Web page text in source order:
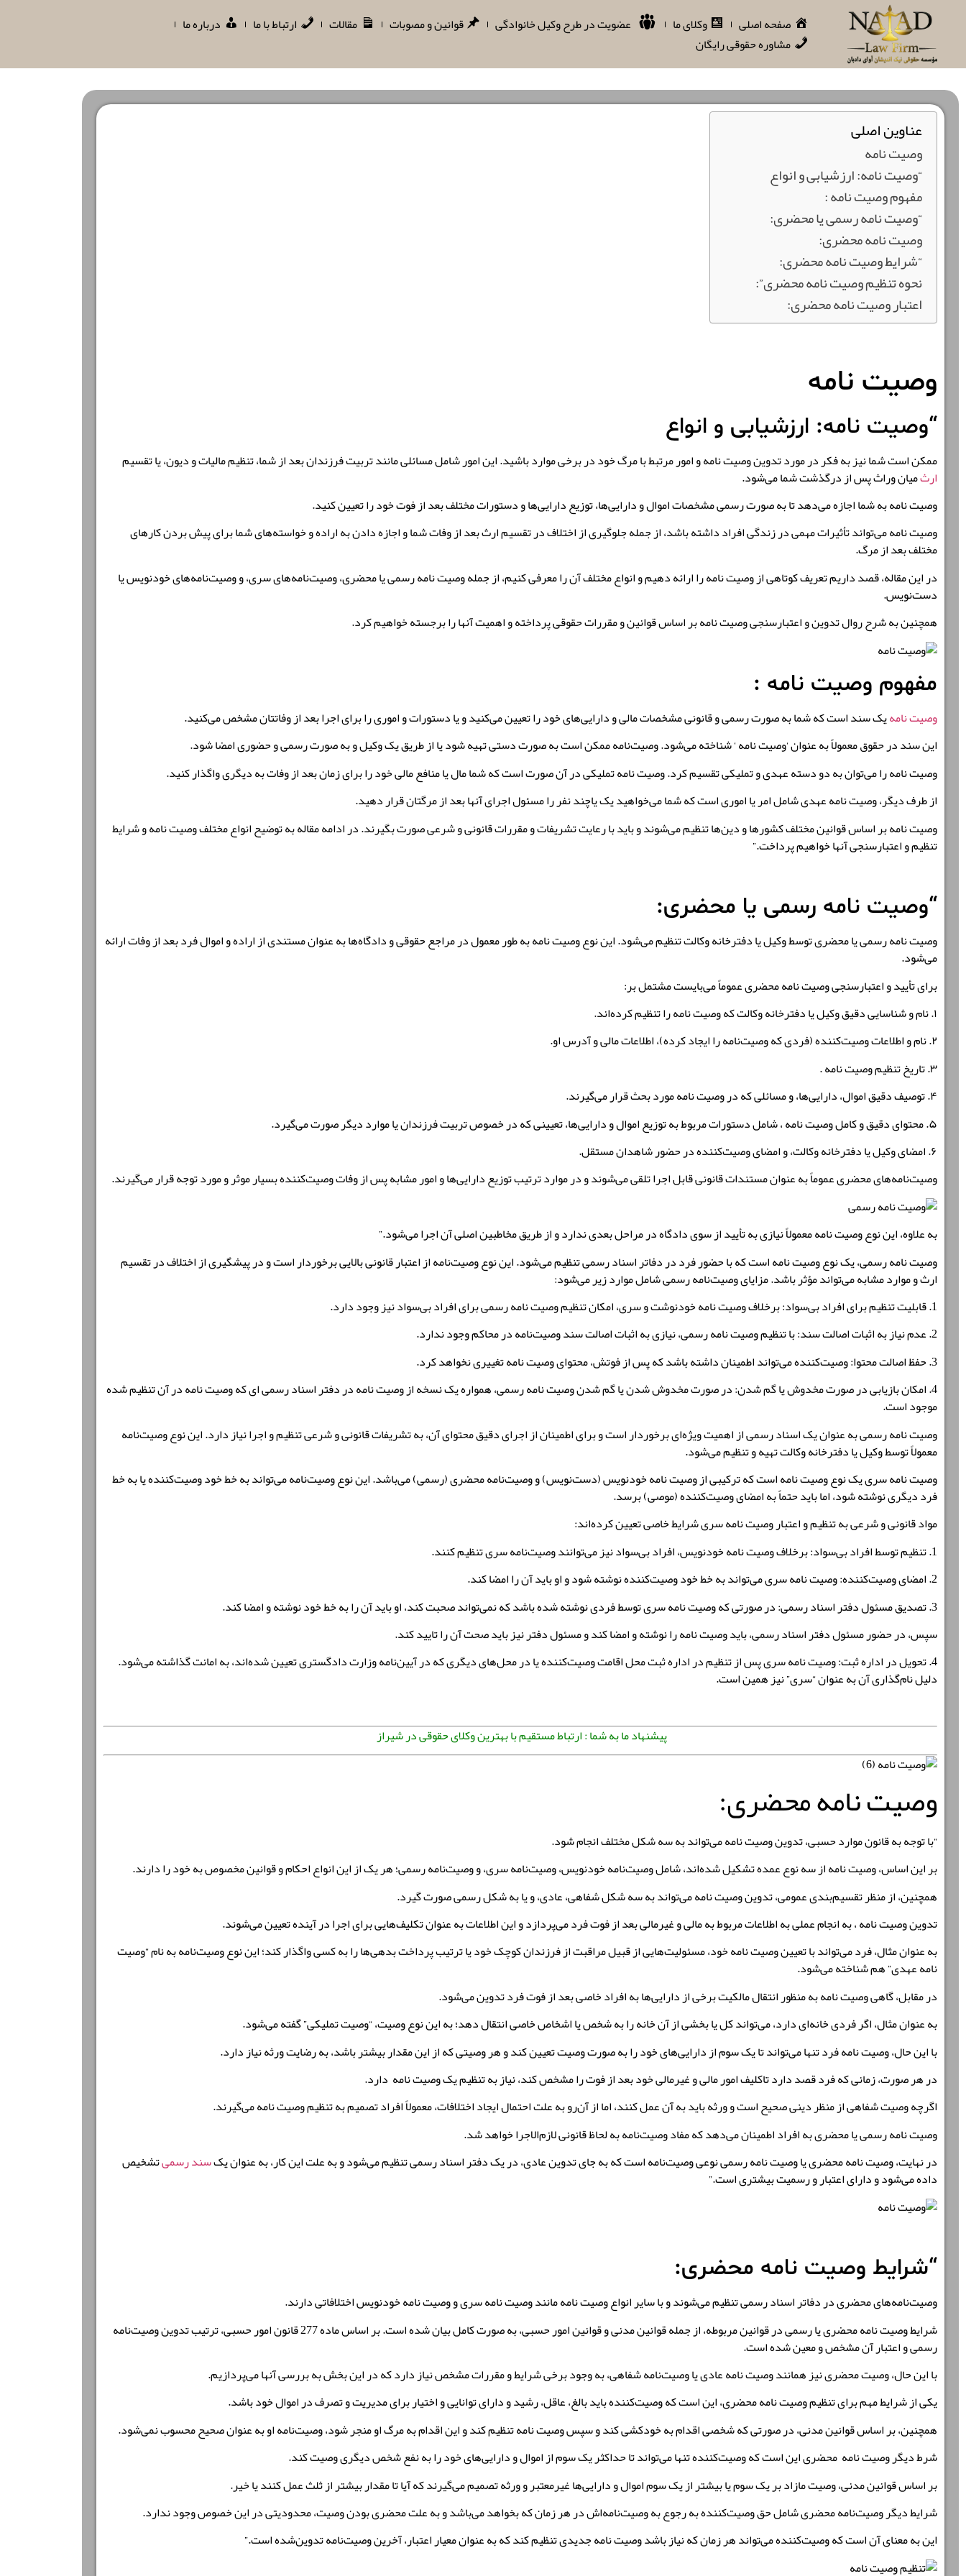
صفحه اصلی وکلای ما عضویت در طرح وکیل خانوادگی قوانین و مصوبات مقالات ارتباط با ما
درباره ما
مشاوره حقوقی رایگان
عناوین اصلی
وصیت نامه
“وصیت نامه: ارزشیابی و انواع
مفهوم وصیت نامه :
“وصیت نامه رسمی یا محضری:
وصیت نامه محضری:
“شرایط وصیت نامه محضری:
نحوه تنظیم وصیت نامه محضری”:
اعتبار وصیت نامه محضری:
وصیت نامه
“وصیت نامه: ارزشیابی و انواع
ممکن است شما نیز به فکر در مورد تدوین وصیت نامه و امور مرتبط با مرگ خود در برخی موارد باشید. این امور شامل مسائلی مانند تربیت فرزندان بعد از شما، تنظیم مالیات و دیون، یا تقسیم
ارثمیان وراث پس از درگذشت شما می‌شود.
وصیت نامه به شما اجازه می‌دهد تا به صورت رسمی مشخصات اموال و دارایی‌ها، توزیع دارایی‌ها و دستورات مختلف بعد از فوت خود را تعیین کنید.
وصیت نامه می‌تواند تأثیرات مهمی در زندگی افراد داشته باشد، از جمله جلوگیری از اختلاف در تقسیم ارث بعد از وفات شما و اجازه دادن به اراده و خواسته‌های شما برای پیش بردن کارهای
مختلف بعد از مرگ.
در این مقاله، قصد داریم تعریف کوتاهی از وصیت نامه را ارائه دهیم و انواع مختلف آن را معرفی کنیم، از جمله وصیت نامه رسمی یا محضری، وصیت‌نامه‌های سری، و وصیت‌نامه‌های خودنویس یا
دست‌نویس.
همچنین به شرح روال تدوین و اعتبارسنجی وصیت نامه بر اساس قوانین و مقررات حقوقی پرداخته و اهمیت آنها را برجسته خواهیم کرد.
مفهوم وصیت نامه :
وصیت نامهیک سند است که شما به صورت رسمی و قانونی مشخصات مالی و دارایی‌های خود را تعیین می‌کنید و یا دستورات و اموری را برای اجرا بعد از وفاتتان مشخص می‌کنید.
این سند در حقوق معمولاً به عنوان ‘وصیت نامه ‘ شناخته می‌شود. وصیت‌نامه ممکن است به صورت دستی تهیه شود یا از طریق یک وکیل و به صورت رسمی و حضوری امضا شود.
وصیت نامه را می‌توان به دو دسته عهدی و تملیکی تقسیم کرد. وصیت نامه تملیکی در آن صورت است که شما مال یا منافع مالی خود را برای زمان بعد از وفات به دیگری واگذار کنید.
از طرف دیگر، وصیت نامه عهدی شامل امر یا اموری است که شما می‌خواهید یک یاچند نفر را مسئول اجرای آنها بعد از مرگتان قرار دهید.
وصیت نامه بر اساس قوانین مختلف کشورها و دین‌ها تنظیم می‌شوند و باید با رعایت تشریفات و مقررات قانونی و شرعی صورت بگیرند. در ادامه مقاله به توضیح انواع مختلف وصیت نامه و شرایط
تنظیم و اعتبارسنجی آنها خواهیم پرداخت.”
“وصیت نامه رسمی یا محضری:
وصیت نامه رسمی یا محضری توسط وکیل یا دفترخانه وکالت تنظیم می‌شود. این نوع وصیت نامه به طور معمول در مراجع حقوقی و دادگاه‌ها به عنوان مستندی از اراده و اموال فرد بعد از وفات ارائه
می‌شود.
برای تأیید و اعتبارسنجی وصیت نامه محضری عموماً می‌بایست مشتمل بر:
۱. نام و شناسایی دقیق وکیل یا دفترخانه وکالت که وصیت نامه را تنظیم کرده‌اند.
۲. نام و اطلاعات وصیت‌کننده (فردی که وصیت‌نامه را ایجاد کرده)، اطلاعات مالی و آدرس او.
۳. تاریخ تنظیم وصیت نامه .
۴. توصیف دقیق اموال، دارایی‌ها، و مسائلی که در وصیت نامه مورد بحث قرار می‌گیرند.
۵. محتوای دقیق و کامل وصیت نامه ، شامل دستورات مربوط به توزیع اموال و دارایی‌ها، تعیینی که در خصوص تربیت فرزندان یا موارد دیگر صورت می‌گیرد.
۶. امضای وکیل یا دفترخانه وکالت، و امضای وصیت‌کننده در حضور شاهدان مستقل.
وصیت‌نامه‌های محضری عموماً به عنوان مستندات قانونی قابل اجرا تلقی می‌شوند و در موارد ترتیب توزیع دارایی‌ها و امور مشابه پس از وفات وصیت‌کننده بسیار موثر و مورد توجه قرار می‌گیرند.
به علاوه، این نوع وصیت نامه معمولاً نیازی به تأیید از سوی دادگاه در مراحل بعدی ندارد و از طریق مخاطبین اصلی آن اجرا می‌شود.”
وصیت نامه رسمی، یک نوع وصیت نامه است که با حضور فرد در دفاتر اسناد رسمی تنظیم می‌شود. این نوع وصیت‌نامه از اعتبار قانونی بالایی برخوردار است و در پیشگیری از اختلاف در تقسیم
ارث و موارد مشابه می‌تواند مؤثر باشد. مزایای وصیت‌نامه رسمی شامل موارد زیر می‌شود:
1. قابلیت تنظیم برای افراد بی‌سواد: برخلاف وصیت نامه خودنوشت و سری، امکان تنظیم وصیت نامه رسمی برای افراد بی‌سواد نیز وجود دارد.
2. عدم نیاز به اثبات اصالت سند: با تنظیم وصیت نامه رسمی، نیازی به اثبات اصالت سند وصیت‌نامه در محاکم وجود ندارد.
3. حفظ اصالت محتوا: وصیت‌کننده می‌تواند اطمینان داشته باشد که پس از فوتش، محتوای وصیت نامه تغییری نخواهد کرد.
4. امکان بازیابی در صورت مخدوش یا گم شدن: در صورت مخدوش شدن یا گم شدن وصیت نامه رسمی، همواره یک نسخه از وصیت نامه در دفتر اسناد رسمی ای که وصیت نامه در آن تنظیم شده
موجود است.
وصیت نامه رسمی به عنوان یک اسناد رسمی از اهمیت ویژه‌ای برخوردار است و برای اطمینان از اجرای دقیق محتوای آن، به تشریفات قانونی و شرعی تنظیم و اجرا نیاز دارد. این نوع وصیت‌نامه
معمولاً توسط وکیل یا دفترخانه وکالت تهیه و تنظیم می‌شود.
وصیت نامه سری یک نوع وصیت نامه است که ترکیبی از وصیت نامه خودنویس (دست‌نویس) و وصیت‌نامه محضری (رسمی) می‌باشد. این نوع وصیت‌نامه می‌تواند به خط خود وصیت‌کننده یا به خط
فرد دیگری نوشته شود، اما باید حتماً به امضای وصیت‌کننده (موصی) برسد.
مواد قانونی و شرعی به تنظیم و اعتبار وصیت نامه سری شرایط خاصی تعیین کرده‌اند:
1. تنظیم توسط افراد بی‌سواد: برخلاف وصیت نامه خودنویس، افراد بی‌سواد نیز می‌توانند وصیت‌نامه سری تنظیم کنند.
2. امضای وصیت‌کننده: وصیت نامه سری می‌تواند به خط خود وصیت‌کننده نوشته شود و او باید آن را امضا کند.
3. تصدیق مسئول دفتر اسناد رسمی: در صورتی که وصیت نامه سری توسط فردی نوشته شده باشد که نمی‌تواند صحبت کند، او باید آن را به خط خود نوشته و امضا کند.
سپس، در حضور مسئول دفتر اسناد رسمی، باید وصیت نامه را نوشته و امضا کند و مسئول دفتر نیز باید صحت آن را تایید کند.
4. تحویل در اداره ثبت: وصیت نامه سری پس از تنظیم در اداره ثبت محل اقامت وصیت‌کننده یا در محل‌های دیگری که در آیین‌نامه وزارت دادگستری تعیین شده‌اند، به امانت گذاشته می‌شود.
دلیل نام‌گذاری آن به عنوان “سری” نیز همین است.
پیشنهاد ما به شما : ارتباط مستقیم با بهترین وکلای حقوقی در شیراز
وصیت نامه محضری:
“با توجه به قانون موارد حسبی، تدوین وصیت نامه می‌تواند به سه شکل مختلف انجام شود.
بر این اساس، وصیت نامه از سه نوع عمده تشکیل شده‌اند، شامل وصیت‌نامه خودنویس، وصیت‌نامه سری، و وصیت‌نامه رسمی؛ هر یک از این انواع احکام و قوانین مخصوص به خود را دارند.
همچنین، از منظر تقسیم‌بندی عمومی، تدوین وصیت نامه می‌تواند به سه شکل شفاهی، عادی، و یا به شکل رسمی صورت گیرد.
تدوین وصیت نامه ، به انجام عملی به اطلاعات مربوط به مالی و غیرمالی بعد از فوت فرد می‌پردازد و این اطلاعات به عنوان تکلیف‌هایی برای اجرا در آینده تعیین می‌شوند.
به عنوان مثال، فرد می‌تواند با تعیین وصیت نامه خود، مسئولیت‌هایی از قبیل مراقبت از فرزندان کوچک خود یا ترتیب پرداخت بدهی‌ها را به کسی واگذار کند؛ این نوع وصیت‌نامه به نام “وصیت
نامه عهدی” هم شناخته می‌شود.
در مقابل، گاهی وصیت نامه به منظور انتقال مالکیت برخی از دارایی‌ها به افراد خاصی بعد از فوت فرد تدوین می‌شود.
به عنوان مثال، اگر فردی خانه‌ای دارد، می‌تواند کل یا بخشی از آن خانه را به شخص یا اشخاص خاصی انتقال دهد؛ به این نوع وصیت، “وصیت تملیکی” گفته می‌شود.
با این حال، وصیت نامه فرد تنها می‌تواند تا یک سوم از دارایی‌های خود را به صورت وصیت تعیین کند و هر وصیتی که از این مقدار بیشتر باشد، به رضایت ورثه نیاز دارد.
در هر صورت، زمانی که فرد قصد دارد تاکلیف امور مالی و غیرمالی خود بعد از فوت را مشخص کند، نیاز به تنظیم یک وصیت نامه دارد.
اگرچه وصیت شفاهی از منظر دینی صحیح است و ورثه باید به آن عمل کنند، اما از آن‌رو به علت احتمال ایجاد اختلافات، معمولاً افراد تصمیم به تنظیم وصیت نامه می‌گیرند.
وصیت نامه رسمی یا محضری به افراد اطمینان می‌دهد که مفاد وصیت‌نامه به لحاظ قانونی لازم‌الاجرا خواهد شد.
در نهایت، وصیت نامه محضری یا وصیت نامه رسمی نوعی وصیت‌نامه است که به جای تدوین عادی، در یک دفتر اسناد رسمی تنظیم می‌شود و به علت این کار، به عنوان یکسند رسمیتشخیص
داده می‌شود و دارای اعتبار و رسمیت بیشتری است.”
“شرایط وصیت نامه محضری:
وصیت‌نامه‌های محضری در دفاتر اسناد رسمی تنظیم می‌شوند و با سایر انواع وصیت نامه مانند وصیت نامه سری و وصیت نامه خودنویس اختلافاتی دارند.
شرایط وصیت نامه محضری یا رسمی در قوانین مربوطه، از جمله قوانین مدنی و قوانین امور حسبی، به صورت کامل بیان شده است. بر اساس ماده 277 قانون امور حسبی، ترتیب تدوین وصیت‌نامه
رسمی و اعتبار آن مشخص و معین شده است.
با این حال، وصیت محضری نیز همانند وصیت نامه عادی یا وصیت‌نامه شفاهی، به وجود برخی شرایط و مقررات مشخص نیاز دارد که در این بخش به بررسی آنها می‌پردازیم.
یکی از شرایط مهم برای تنظیم وصیت نامه محضری، این است که وصیت‌کننده باید بالغ، عاقل، رشید و دارای توانایی و اختیار برای مدیریت و تصرف در اموال خود باشد.
همچنین، بر اساس قوانین مدنی، در صورتی که شخصی اقدام به خودکشی کند و سپس وصیت نامه تنظیم کند و این اقدام به مرگ او منجر شود، وصیت‌نامه او به عنوان صحیح محسوب نمی‌شود.
شرط دیگر وصیت نامه محضری این است که وصیت‌کننده تنها می‌تواند تا حداکثر یک سوم از اموال و دارایی‌های خود را به نفع شخص دیگری وصیت کند.
بر اساس قوانین مدنی، وصیت مازاد بر یک سوم یا بیشتر از یک سوم اموال و دارایی‌ها غیرمعتبر و ورثه تصمیم می‌گیرند که آیا تا مقدار بیشتر از ثلث عمل کنند یا خیر.
شرایط دیگر وصیت‌نامه محضری شامل حق وصیت‌کننده به رجوع به وصیت‌نامه‌اش در هر زمان که بخواهد می‌باشد و به علت محضری بودن وصیت، محدودیتی در این خصوص وجود ندارد.
این به معنای آن است که وصیت‌کننده می‌تواند هر زمان که نیاز باشد وصیت نامه جدیدی تنظیم کند که به عنوان معیار اعتبار، آخرین وصیت‌نامه تدوین‌شده است.”